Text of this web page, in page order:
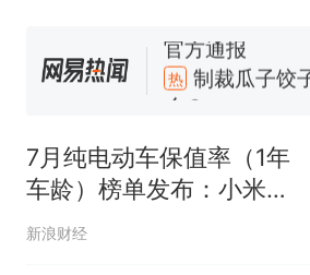
热
制裁瓜子饺
么？
因老师一句“跟
人生
费大厨“全国小
号，仅凭视频
男子上山采菌
7月纯电动车保值率（1年
车龄）榜单发布：小米
SU7、理想MEGA 、极氪
新浪财经